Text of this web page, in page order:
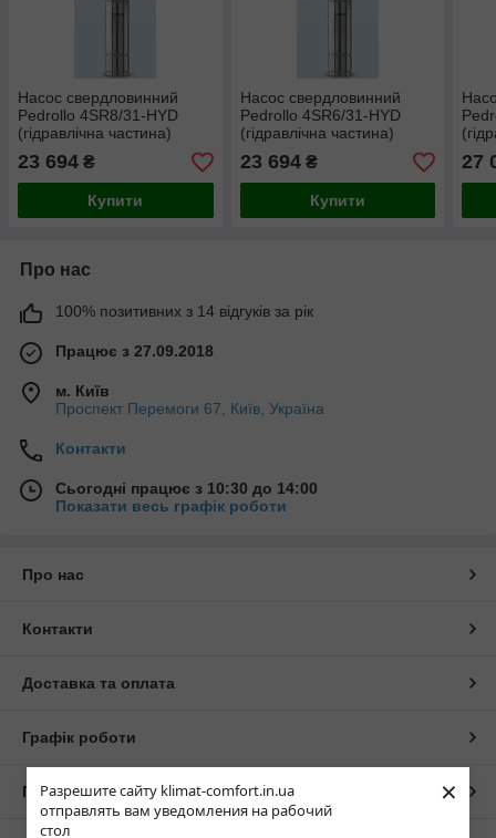
Разрешите сайту klimat-comfort.in.ua
отправлять вам уведомления на рабочий
стол
×
Насос свердловинний
Pedrollo 4SR8/31-HYD
(гідравлічна частина)
23 694 ₴
Купити
Насос свердловинний
Pedrollo 4SR6/31-HYD
(гідравлічна частина)
23 694₴
Купити
27
Про нас
100% позитивних з 14 відгуків за рік
Працює з 27.09.2018
м. Київ
Проспект Перемоги 67, Київ, Україна
Контакти
Сьогодні працює з 10:30 до 14:00
Показати весь графік роботи
Про нас
Контакти
Доставка та оплата
Графік роботи
Повна версія сайту